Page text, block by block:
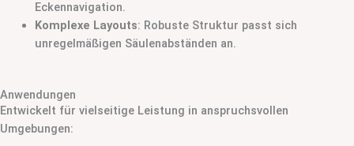
Eckennavigation.
Komplexe Layouts: Robuste Struktur passt sich
unregelmäßigen Säulenabständen an.
Anwendungen
Entwickelt für vielseitige Leistung in anspruchsvollen
Umgebungen: